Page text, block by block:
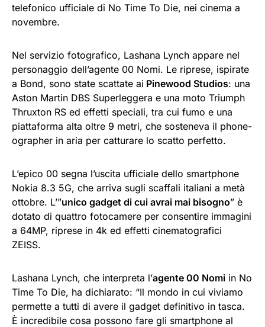
telefonico ufficiale di No Time To Die, nei cinema a
novembre.
Nel servizio fotografico, Lashana Lynch appare nel
personaggio dell’agente 00 Nomi. Le riprese, ispirate
a Bond, sono state scattate ai Pinewood Studios: una
Aston Martin DBS Superleggera e una moto Triumph
Thruxton RS ed effetti speciali, tra cui fumo e una
piattaforma alta oltre 9 metri, che sosteneva il phone-
ographer in aria per catturare lo scatto perfetto.
L’epico 00 segna l’uscita ufficiale dello smartphone
Nokia 8.3 5G, che arriva sugli scaffali italiani a metà
ottobre. L’”unico gadget di cui avrai mai bisogno” è
dotato di quattro fotocamere per consentire immagini
a 64MP, riprese in 4k ed effetti cinematografici
ZEISS.
Lashana Lynch, che interpreta l’agente 00 Nomi in No
Time To Die, ha dichiarato: “Il mondo in cui viviamo
permette a tutti di avere il gadget definitivo in tasca.
È incredibile cosa possono fare gli smartphone al